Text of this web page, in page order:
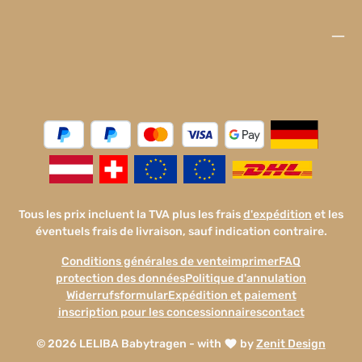
Tous les prix incluent la TVA plus les fraisd'expédition et les
éventuels frais de livraison, sauf indication contraire.
© 2026 LELIBA Babytragen - with byZenit Design
Conditions générales de venteimprimerFAQ
protection des donnéesPolitique d'annulation
WiderrufsformularExpédition et paiement
inscription pour les concessionnairescontact